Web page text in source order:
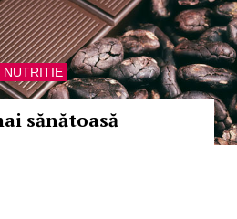
NUTRITIE
sănătoasă